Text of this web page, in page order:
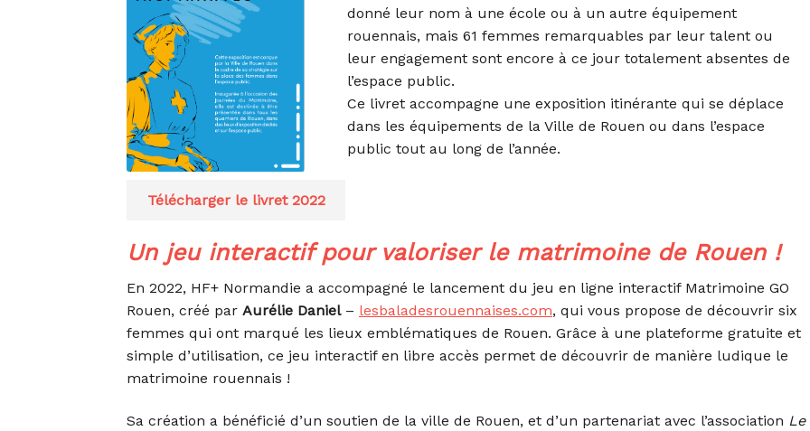
donné leur nom à une école ou à un autre équipement
rouennais, mais 61 femmes remarquables par leur talent ou
leur engagement sont encore à ce jour totalement absentes de
l’espace public.
Ce livret accompagne une exposition itinérante qui se déplace
dans les équipements de la Ville de Rouen ou dans l’espace
public tout au long de l’année.
Télécharger le livret 2022
Un jeu interactif pour valoriser le matrimoine de Rouen !
En 2022, HF+ Normandie a accompagné le lancement du jeu en ligne interactif Matrimoine GO
Rouen, créé parAurélie Daniel– lesbaladesrouennaises.com, qui vous propose de découvrir six
femmes qui ont marqué les lieux emblématiques de Rouen. Grâce à une plateforme gratuite et
simple d’utilisation, ce jeu interactif en libre accès permet de découvrir de manière ludique le
matrimoine rouennais !
Sa création a bénéficié d’un soutien de la ville de Rouen, et d’un partenariat avec l’association Le